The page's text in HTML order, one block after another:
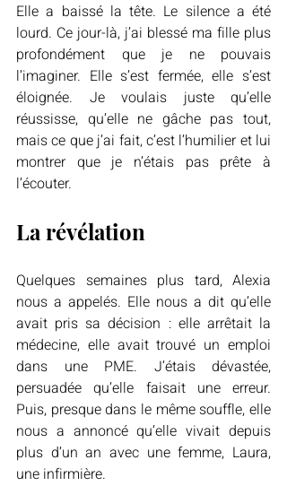
Elle a baissé la tête. Le silence a été
lourd. Ce jour-là, j’ai blessé ma fille plus
profondément que je ne pouvais
l’imaginer. Elle s’est fermée, elle s’est
éloignée. Je voulais juste qu’elle
réussisse, qu’elle ne gâche pas tout,
mais ce que j’ai fait, c’est l’humilier et lui
montrer que je n’étais pas prête à
l’écouter.
La révélation
Quelques semaines plus tard, Alexia
nous a appelés. Elle nous a dit qu’elle
avait pris sa décision : elle arrêtait la
médecine, elle avait trouvé un emploi
dans une PME. J’étais dévastée,
persuadée qu’elle faisait une erreur.
Puis, presque dans le même souffle, elle
nous a annoncé qu’elle vivait depuis
plus d’un an avec une femme, Laura,
une infirmière.